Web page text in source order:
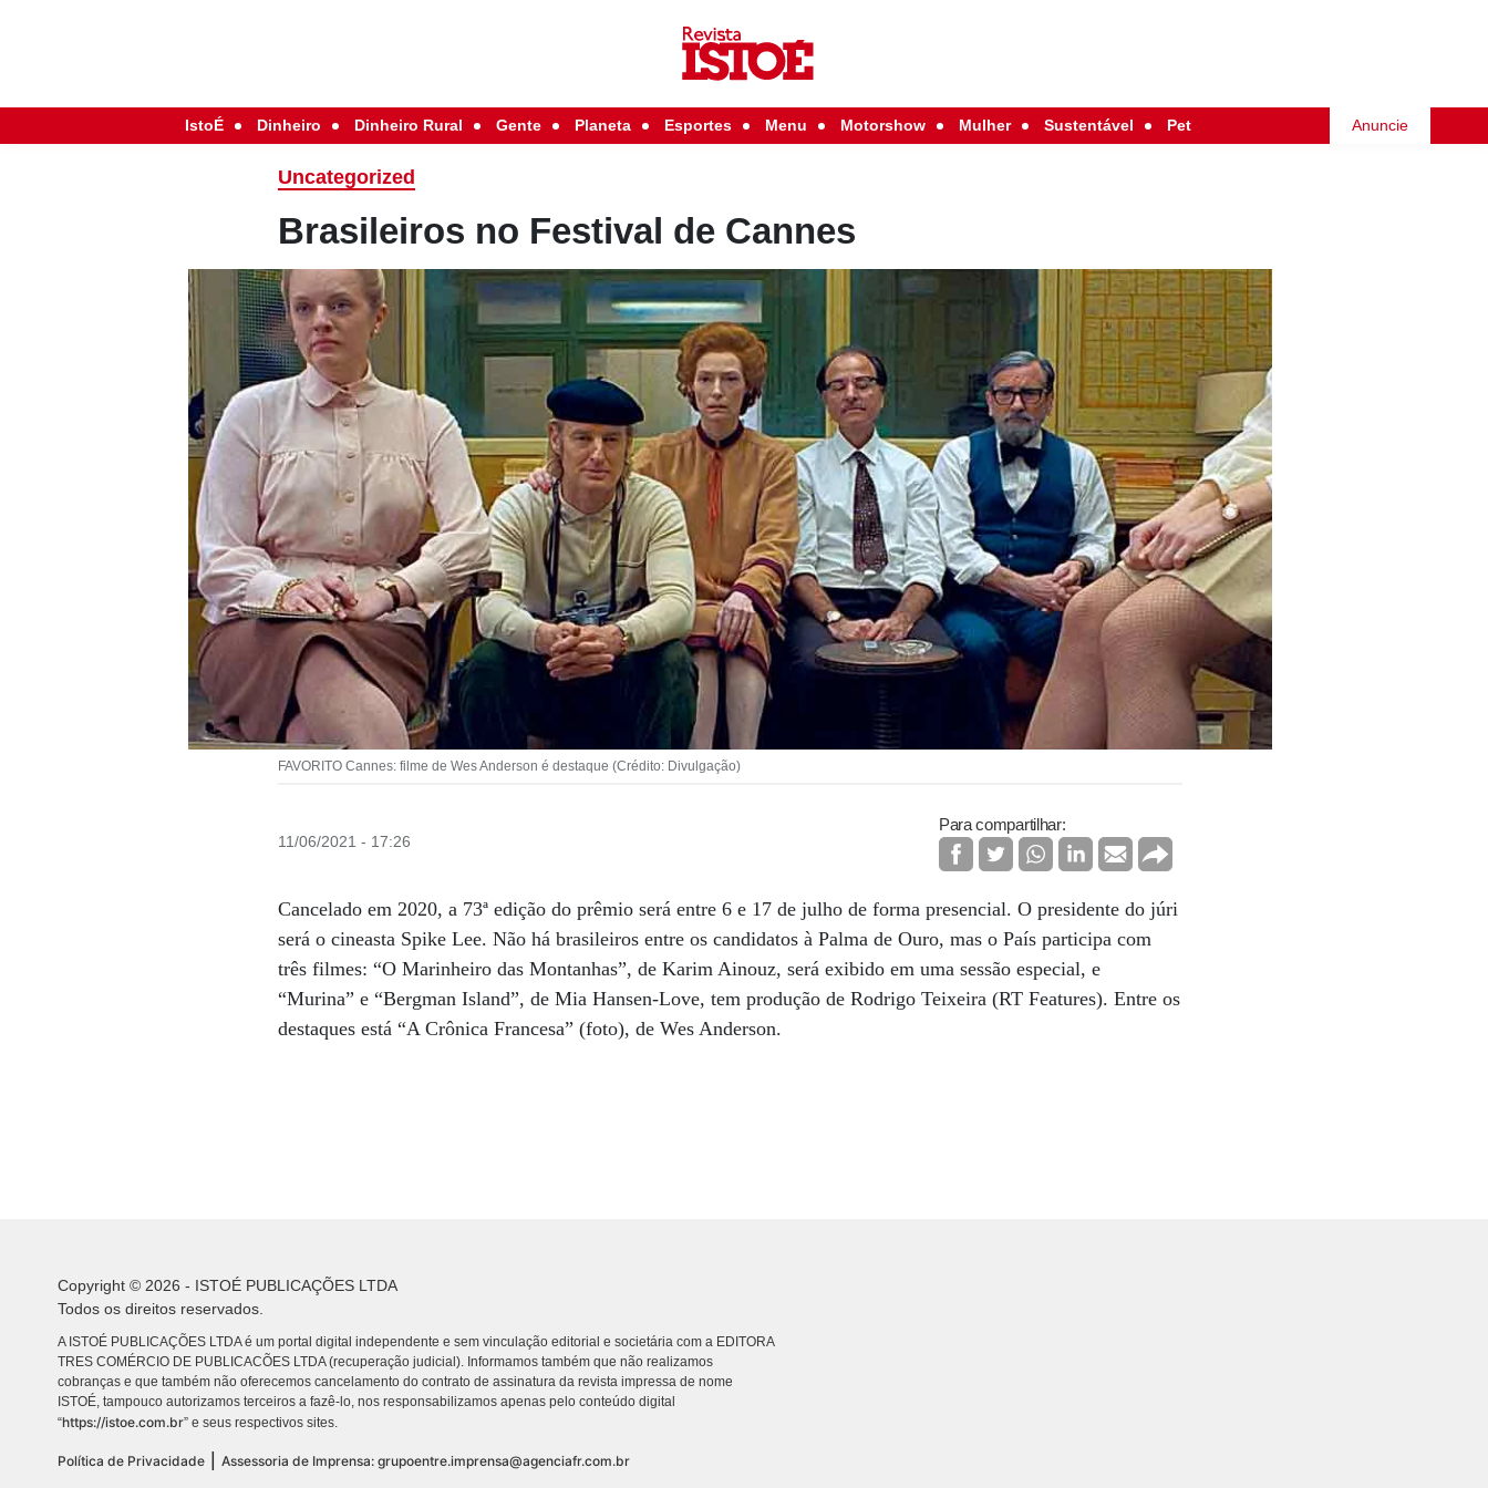
IstoÉ Dinheiro Dinheiro Rural Gente Planeta Esportes Menu Motorshow Mulher Sustentável Pet Anuncie
Uncategorized
Brasileiros no Festival de Cannes
FAVORITO Cannes: filme de Wes Anderson é destaque (Crédito: Divulgação)
11/06/2021 - 17:26
Para compartilhar:
Cancelado em 2020, a 73ª edição do prêmio será entre 6 e 17 de julho de forma presencial. O presidente do júri
será o cineasta Spike Lee. Não há brasileiros entre os candidatos à Palma de Ouro, mas o País participa com
três filmes: “O Marinheiro das Montanhas”, de Karim Ainouz, será exibido em uma sessão especial, e
“Murina” e “Bergman Island”, de Mia Hansen-Love, tem produção de Rodrigo Teixeira (RT Features). Entre os
destaques está “A Crônica Francesa” (foto), de Wes Anderson.
Copyright © 2026 - ISTOÉ PUBLICAÇÕES LTDA
Todos os direitos reservados.
A ISTOÉ PUBLICAÇÕES LTDA é um portal digital independente e sem vinculação editorial e societária com a EDITORA
TRES COMÉRCIO DE PUBLICACÕES LTDA (recuperação judicial). Informamos também que não realizamos
cobranças e que também não oferecemos cancelamento do contrato de assinatura da revista impressa de nome
ISTOÉ, tampouco autorizamos terceiros a fazê-lo, nos responsabilizamos apenas pelo conteúdo digital
“https://istoe.com.br” e seus respectivos sites.
Política de Privacidade Assessoria de Imprensa: grupoentre.imprensa@agenciafr.com.br